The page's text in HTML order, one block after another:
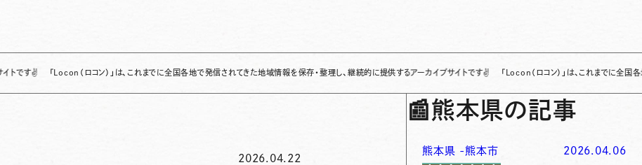
「Locon（ロコン）」は、これまでに全国各地で発信されてきた地域情報を保存・整理し、継続的に提供するアーカイブサイトです✌ 「Locon（ロコン）」は、これまでに全国各地で発信さ
2026.04.22
📰熊本県の記事
熊本県 -熊本市 2026.04.06